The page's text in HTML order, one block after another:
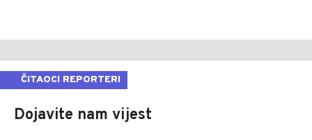
ČITAOCI REPORTERI
Dojavite nam vijest